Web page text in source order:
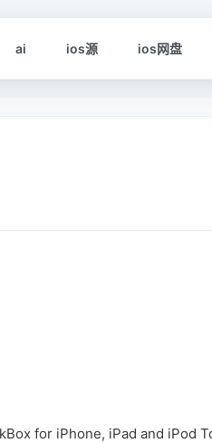
ai ios源 ios网盘
for iPhone, iPad and iPod